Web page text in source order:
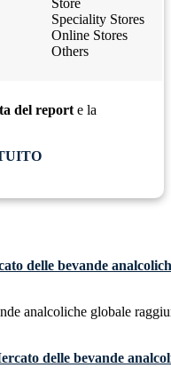
Store
Speciality Stores
Online Stores
Others
del report e la
delle bevande
analcoliche globale
delle bevande